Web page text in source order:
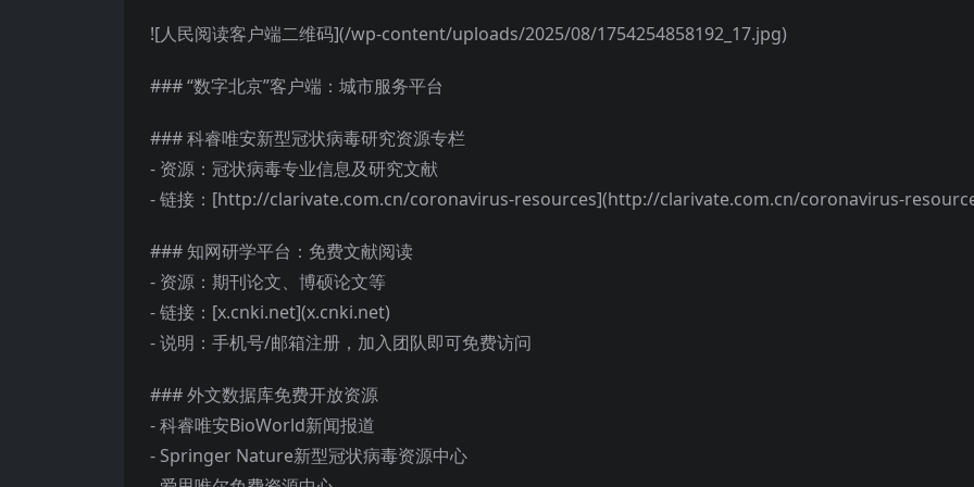
![人民阅读客户端二维码](/wp-content/uploads/2025/08/1754254858192_17.jpg)
### “数字北京”客户端：城市服务平台
### 科睿唯安新型冠状病毒研究资源专栏
- 资源：冠状病毒专业信息及研究文献
- 链接：[http://clarivate.com.cn/coronavirus-resources](http://clarivate.com.cn/coronavirus-
### 知网研学平台：免费文献阅读
- 资源：期刊论文、博硕论文等
- 链接：[x.cnki.net](x.cnki.net)
- 说明：手机号/邮箱注册，加入团队即可免费访问
### 外文数据库免费开放资源
- 科睿唯安BioWorld新闻报道
- Springer Nature新型冠状病毒资源中心